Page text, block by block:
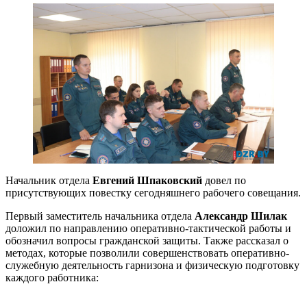
Начальник отдела Евгений Шпаковский довел по
присутствующих повестку сегодняшнего рабочего совещания.
Первый заместитель начальника отдела Александр Шилак
доложил по направлению оперативно-тактической работы и
обозначил вопросы гражданской защиты. Также рассказал о
методах, которые позволили совершенствовать оперативно-
служебную деятельность гарнизона и физическую подготовку
каждого работника: